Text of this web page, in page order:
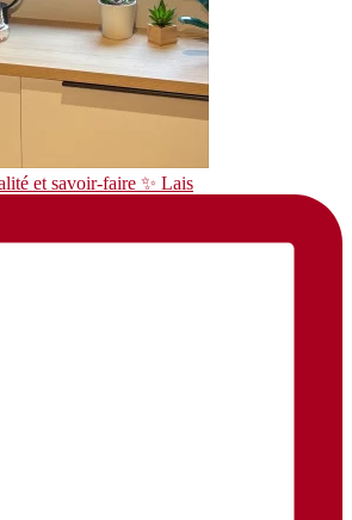
et savoir-faire ✨ Lais